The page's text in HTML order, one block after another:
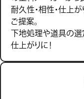
耐久性・相性・仕上
ご提案。
下地処理や道具の選
仕上がりに！